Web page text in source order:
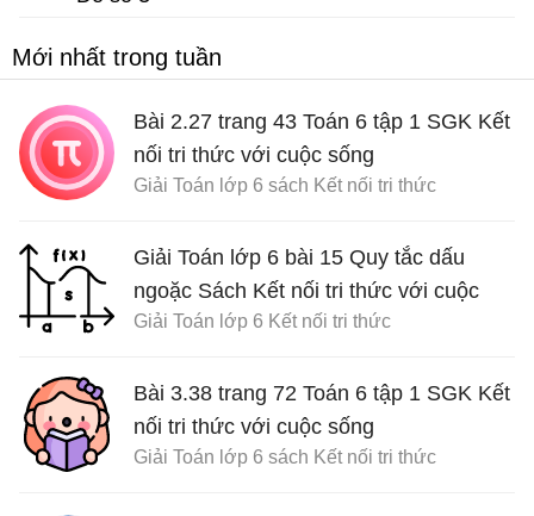
Mới nhất trong tuần
Bài 2.27 trang 43 Toán 6 tập 1 SGK Kết
nối tri thức với cuộc sống
Giải Toán lớp 6 sách Kết nối tri thức
Giải Toán lớp 6 bài 15 Quy tắc dấu
ngoặc Sách Kết nối tri thức với cuộc
sống
Giải Toán lớp 6 Kết nối tri thức
Bài 3.38 trang 72 Toán 6 tập 1 SGK Kết
nối tri thức với cuộc sống
Giải Toán lớp 6 sách Kết nối tri thức